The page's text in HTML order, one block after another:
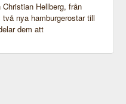
Hellberg, från
nya hamburgerostar till
dem att